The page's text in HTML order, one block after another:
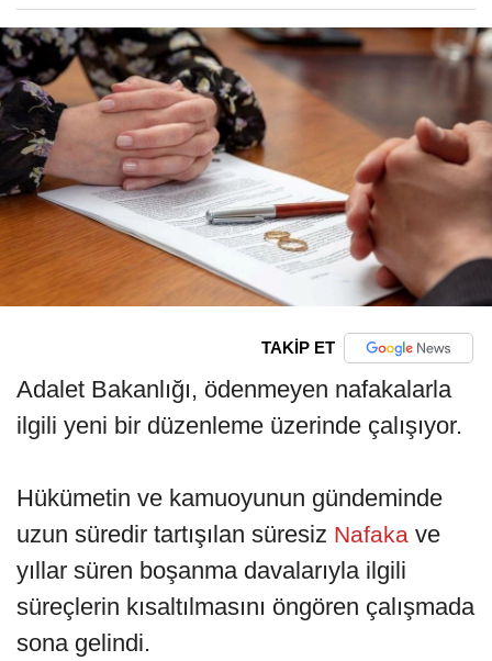
TAKİP ET
Adalet Bakanlığı, ödenmeyen nafakalarla
ilgili yeni bir düzenleme üzerinde çalışıyor.
Hükümetin ve kamuoyunun gündeminde
uzun süredir tartışılan süresiz Nafaka ve
yıllar süren boşanma davalarıyla ilgili
süreçlerin kısaltılmasını öngören çalışmada
sona gelindi.